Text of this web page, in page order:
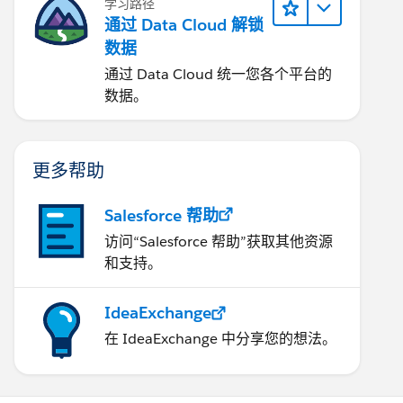
学习路径
通过 Data Cloud 解锁
数据
通过 Data Cloud 统一您各个平台的
数据。
更多帮助
Salesforce 帮助
访问“Salesforce 帮助”获取其他资源
和支持。
IdeaExchange
在 IdeaExchange 中分享您的想法。